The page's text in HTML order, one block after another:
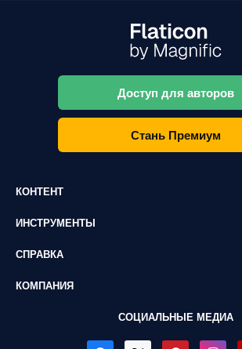
Доступ для авторов
Стань Премиум
КОНТЕНТ
ИНСТРУМЕНТЫ
СПРАВКА
КОМПАНИЯ
СОЦИАЛЬНЫЕ МЕДИА